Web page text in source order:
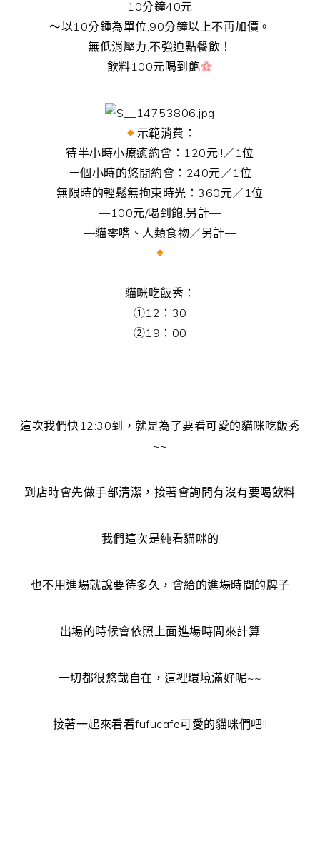
10分鐘40元
～以10分鍾為單位,90分鐘以上不再加價。
無低消壓力,不強迫點餐飲！
飲料100元喝到飽
示範消費：
待半小時小療癒約會：120元!!／1位
ㄧ個小時的悠閒約會：240元／1位
無限時的輕鬆無拘束時光：360元／1位
—100元/喝到飽,另計—
—貓零嘴、人類食物／另計—
貓咪吃飯秀：
①12：30
②19：00
這次我們快12:30到，就是為了要看可愛的貓咪吃飯秀
~~
到店時會先做手部清潔，接著會詢問有沒有要喝飲料
我們這次是純看貓咪的
也不用進場就說要待多久，會給的進場時間的牌子
出場的時候會依照上面進場時間來計算
一切都很悠哉自在，這裡環境滿好呢~~
接著一起來看看fufucafe可愛的貓咪們吧!!